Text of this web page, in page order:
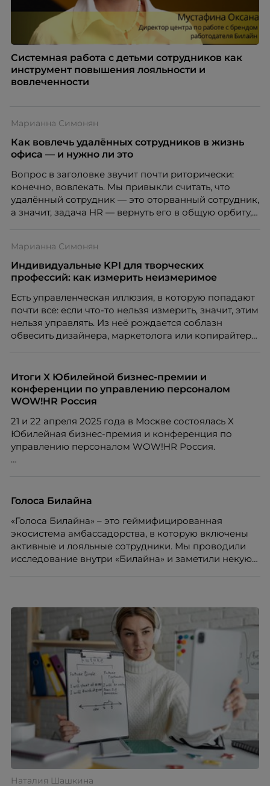
Системная работа с детьми сотрудников как
инструмент повышения лояльности и
вовлеченности
Марианна Симонян
Как вовлечь удалённых сотрудников в жизнь
офиса — и нужно ли это
Вопрос в заголовке звучит почти риторически:
конечно, вовлекать. Мы привыкли считать, что
удалённый сотрудник — это оторванный сотрудник,
а значит, задача HR — вернуть его в общую орбиту,
вовлечения, стоит остановиться на неудобном
факте: данные говорят ровно обратное тому, что
подсказывает интуиция. Автор свежего выпуска
People Analytics, приглашённый лектор НИУ ВШЭ и
МИФИ, автор книги «Дао женской карьеры».
Марианна Симонян
Индивидуальные KPI для творческих
профессий: как измерить неизмеримое
Есть управленческая иллюзия, в которую попадают
почти все: если что-то нельзя измерить, значит, этим
нельзя управлять. Из неё рождается соблазн
обвесить дизайнера, маркетолога или копирайтера
Проблема в том, что так мы измеряем не ценность,
а движение. А творческая работа — это тот редкий
случай, где движение и результат могут не
Итоги X Юбилейной бизнес-премии и
конференции по управлению персоналом
WOW!HR Россия
21 и 22 апреля 2025 года в Москве состоялась X
Юбилейная бизнес-премия и конференция по
управлению персоналом WOW!HR Россия.
номинантов и гостей мероприятия.
Голоса Билайна
«Голоса Билайна» – это геймифицированная
экосистема амбассадорства, в которую включены
активные и лояльные сотрудники. Мы проводили
исследование внутри «Билайна» и заметили некую
Наталия Шашкина